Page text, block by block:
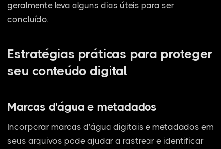
geralmente leva alguns dias úteis para ser
concluído.
Estratégias práticas para proteger
seu conteúdo digital
Marcas d'água e metadados
Incorporar marcas d'água digitais e metadados em
seus arquivos pode ajudar a rastrear e identificar